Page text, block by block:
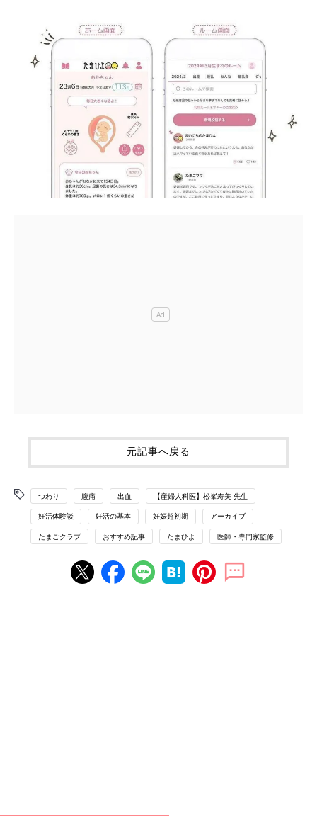
元記事へ戻る
つわり 腹痛 出血 【産婦人科医】松峯寿美 先生
妊活体験談 妊活の基本 妊娠超初期 アーカイブ
たまごクラブ おすすめ記事 たまひよ 医師・専門家監修